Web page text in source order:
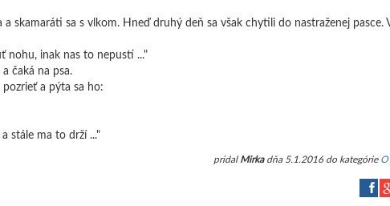
a skamaráti sa s vlkom. Hneď druhý deň sa však chytili do nastraženej pasce.
nohu, inak nas to nepustí ..."
čaká na psa.
pozrieť a pýta sa ho:
stále ma to drží ..."
pridal Mirkadňa 5.1.2016 do kategórie